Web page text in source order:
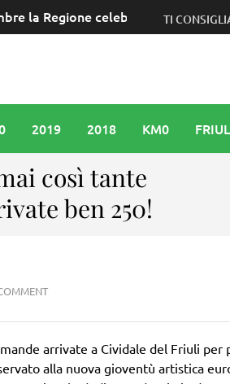
la Regione celebrerà la prima
TI
2019 2018 KM0
così tante
ben 250!
arrivate a Cividale del Friuli per
alla nuova gioventù artistica